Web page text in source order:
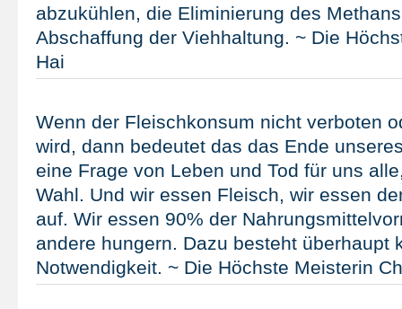
abzukühlen, die Eliminierung des
Abschaffung der Viehhaltung. ~ Die
Hai
Wenn der Fleischkonsum nicht verboten
wird, dann bedeutet das das Ende
eine Frage von Leben und Tod für uns
Wahl. Und wir essen Fleisch, wir essen
auf. Wir essen 90% der
andere hungern. Dazu besteht überhaupt
Notwendigkeit. ~ Die Höchste Meisterin